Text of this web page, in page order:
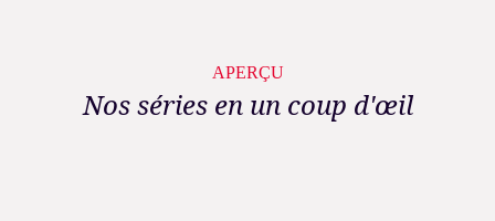
APERÇU
Nos séries en un coup d'œil